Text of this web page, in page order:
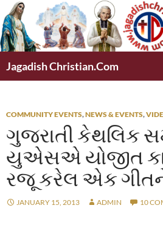
Skip
to
content
Jagadish Christian.Com
COMMUNITY EVENTS,NEWS & EVENTS,
ગુજરાતી કેથલિક
યુએસએ યોજીત
રજૂ કરેલ એક
JANUARY 15, 2013 ADMIN 10